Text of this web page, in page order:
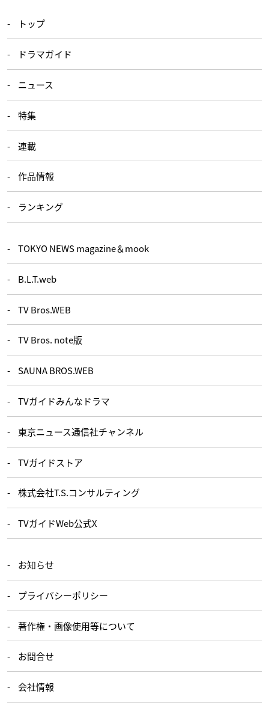
トップ
ドラマガイド
ニュース
特集
連載
作品情報
ランキング
TOKYO NEWS magazine＆mook
B.L.T.web
TV Bros.WEB
TV Bros. note版
SAUNA BROS.WEB
TVガイドみんなドラマ
東京ニュース通信社チャンネル
TVガイドストア
株式会社T.S.コンサルティング
TVガイドWeb公式X
お知らせ
プライバシーポリシー
著作権・画像使用等について
お問合せ
会社情報